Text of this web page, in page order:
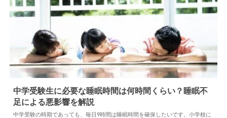
中学受験 2022.10.24
中学受験生に必要な睡眠時間は何時間くらい？睡眠不
足による悪影響を解説
中学受験の時期であっても、毎日9時間は睡眠時間を確保したいです。小学校に